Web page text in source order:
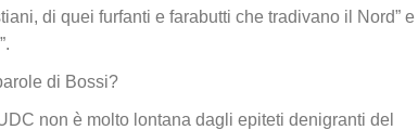
di quei furfanti e farabutti che tradivano il Nord” e
di Bossi?
non è molto lontana dagli epiteti denigranti del